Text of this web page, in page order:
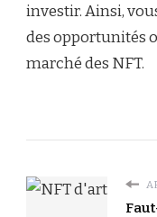
investir. Ainsi,
des opportunités
marché des NFT.